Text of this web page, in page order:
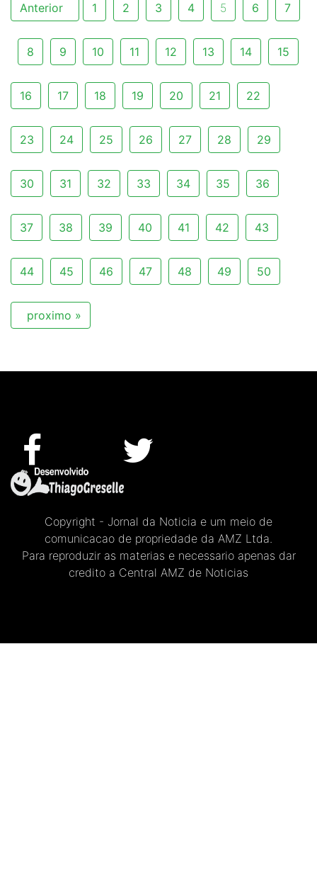
Anterior 1 2 3 4 5 6 7
8 9 10 11 12 13 14 15
16 17 18 19 20 21 22
23 24 25 26 27 28 29
30 31 32 33 34 35 36
37 38 39 40 41 42 43
44 45 46 47 48 49 50
proximo »
Copyright - Jornal da Noticia e um meio de
comunicacao de propriedade da AMZ Ltda.
Para reproduzir as materias e necessario apenas dar
credito a Central AMZ de Noticias